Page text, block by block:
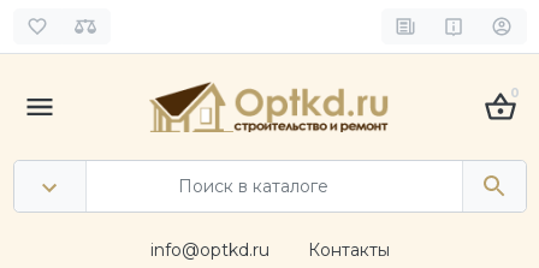
0
info@optkd.ru Контакты